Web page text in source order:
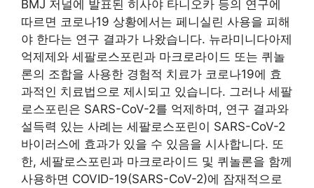
BMJ 저널에 발표된 히사야 타니오카 등의 연구에
따르면 코로나19 상황에서는 페니실린 사용을 피해
야 한다는 연구 결과가 나왔습니다. 뉴라미니다아제
억제제와 세팔로스포린과 마크로라이드 또는 퀴놀
론의 조합을 사용한 경험적 치료가 코로나19에 효
과적인 치료법으로 제시되고 있습니다. 그러나 세팔
로스포린은 SARS-CoV-2를 억제하며, 연구 결과와
설득력 있는 사례는 세팔로스포린이 SARS-CoV-2
바이러스에 효과가 있을 수 있음을 시사합니다. 또
한, 세팔로스포린과 마크로라이드 및 퀴놀론을 함께
사용하면 COVID-19(SARS-CoV-2)에 잠재적으로